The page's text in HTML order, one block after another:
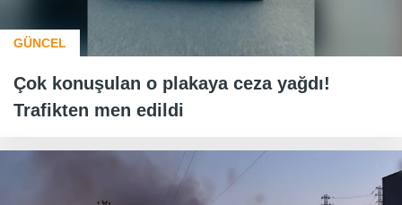
GÜNCEL
Çok konuşulan o plakaya ceza yağdı!
Trafikten men edildi